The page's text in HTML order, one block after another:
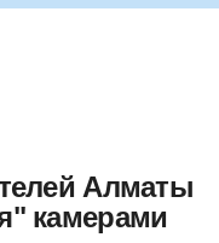
Алматы
камерами